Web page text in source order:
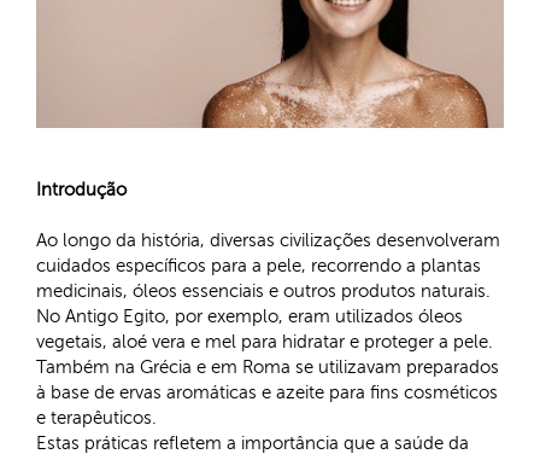
Introdução
Ao longo da história, diversas civilizações desenvolveram
cuidados específicos para a pele, recorrendo a plantas
medicinais, óleos essenciais e outros produtos naturais.
No Antigo Egito, por exemplo, eram utilizados óleos
vegetais, aloé vera e mel para hidratar e proteger a pele.
Também na Grécia e em Roma se utilizavam preparados
à base de ervas aromáticas e azeite para fins cosméticos
e terapêuticos.
Estas práticas refletem a importância que a saúde da